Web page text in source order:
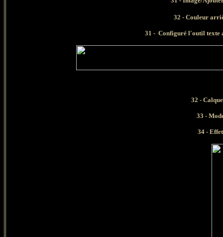
32 - Couleur
31 - Configuré l'outil texte
32 -
33 - Mode
34 -